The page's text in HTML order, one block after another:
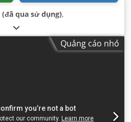
qua sử dụng),
Quảng cáo nhỏ